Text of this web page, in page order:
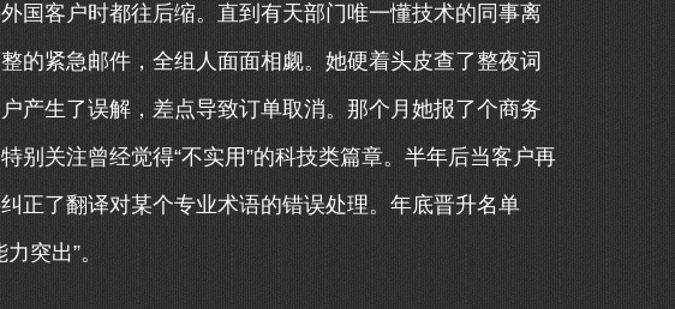
国客户时都往后缩。直到有天部门唯一懂技术的同事离
的紧急邮件，全组人面面相觑。她硬着头皮查了整夜词
产生了误解，差点导致订单取消。那个月她报了个商务
别关注曾经觉得“不实用”的科技类篇章。半年后当客户再
正了翻译对某个专业术语的错误处理。年底晋升名单
突出”。